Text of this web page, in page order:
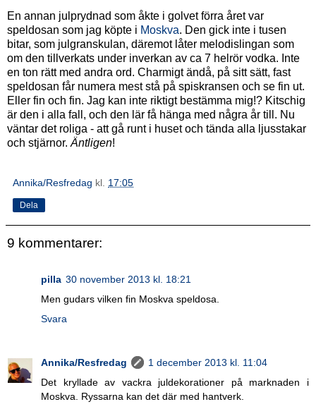
En annan julprydnad som åkte i golvet förra året var
speldosan som jag köpte i Moskva. Den gick inte i tusen
bitar, som julgranskulan, däremot låter melodislingan som
om den tillverkats under inverkan av ca 7 helrör vodka. Inte
en ton rätt med andra ord. Charmigt ändå, på sitt sätt, fast
speldosan får numera mest stå på spiskransen och se fin ut.
Eller fin och fin. Jag kan inte riktigt bestämma mig!? Kitschig
är den i alla fall, och den lär få hänga med några år till. Nu
väntar det roliga - att gå runt i huset och tända alla ljusstakar
och stjärnor. Äntligen!
Annika/Resfredag kl. 17:05
Dela
9 kommentarer:
pilla 30 november 2013 kl. 18:21
Men gudars vilken fin Moskva speldosa.
Svara
Annika/Resfredag
1 december 2013 kl. 11:04
Det kryllade av vackra juldekorationer på marknaden i
Moskva. Ryssarna kan det där med hantverk.